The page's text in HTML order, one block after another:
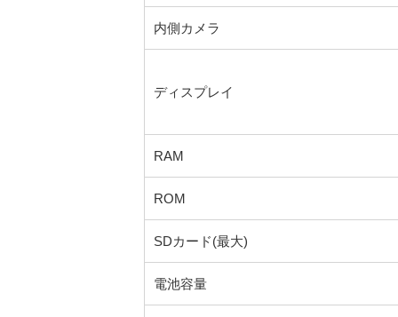
内側カメラ
ディスプレイ
RAM
ROM
SDカード(最大)
電池容量